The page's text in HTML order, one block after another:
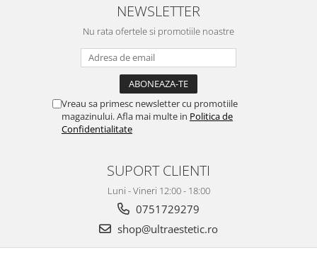
NEWSLETTER
Nu rata ofertele si promotiile noastre
Vreau sa primesc newsletter cu promotiile
magazinului. Afla mai multe in Politica de
Confidentialitate
SUPORT CLIENTI
Luni - Vineri 12:00 - 18:00
0751729279
shop@ultraestetic.ro